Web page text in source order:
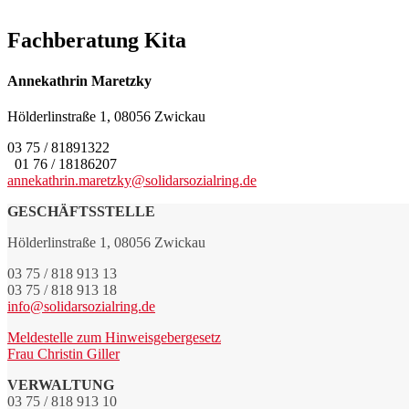
Fachberatung Kita
Annekathrin Maretzky
Hölderlinstraße 1, 08056 Zwickau
03 75 / 81891322
01 76 / 18186207
annekathrin.maretzky@solidarsozialring.de
GESCHÄFTSSTELLE
Hölderlinstraße 1, 08056 Zwickau
03 75 / 818 913 13
03 75 / 818 913 18
info@solidarsozialring.de
Meldestelle zum Hinweisgebergesetz
Frau Christin Giller
VERWALTUNG
03 75 / 818 913 10